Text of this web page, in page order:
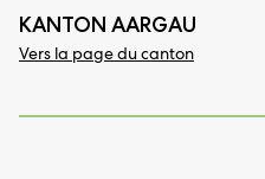
KANTON AARGAU
Vers la page du canton